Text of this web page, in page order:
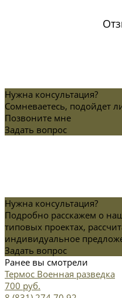
Нужна консультация?
Сомневаетесь, подойдет
Позвоните мне
Задать вопрос
Нужна консультация?
Подробно расскажем о
типовых проектах,
индивидуальное
Задать вопрос
Ранее вы смотрели
Термос Военная разведка
700 руб.